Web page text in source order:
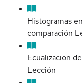
Histogramas
comparación
Ecualización
Lección